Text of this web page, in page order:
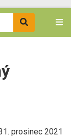
prosinec 2021